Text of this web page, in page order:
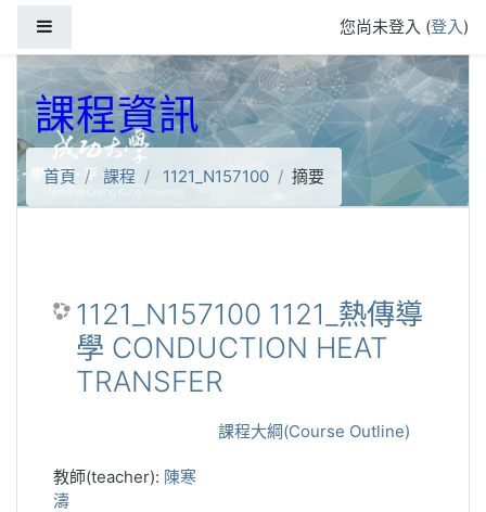
您尚未登入 (登入)
課程資訊
首頁 課程 1121_N157100 摘要
1121_N157100 1121_熱傳導
學 CONDUCTION HEAT
TRANSFER
課程大綱(Course Outline)
教師(teacher): 陳寒
濤